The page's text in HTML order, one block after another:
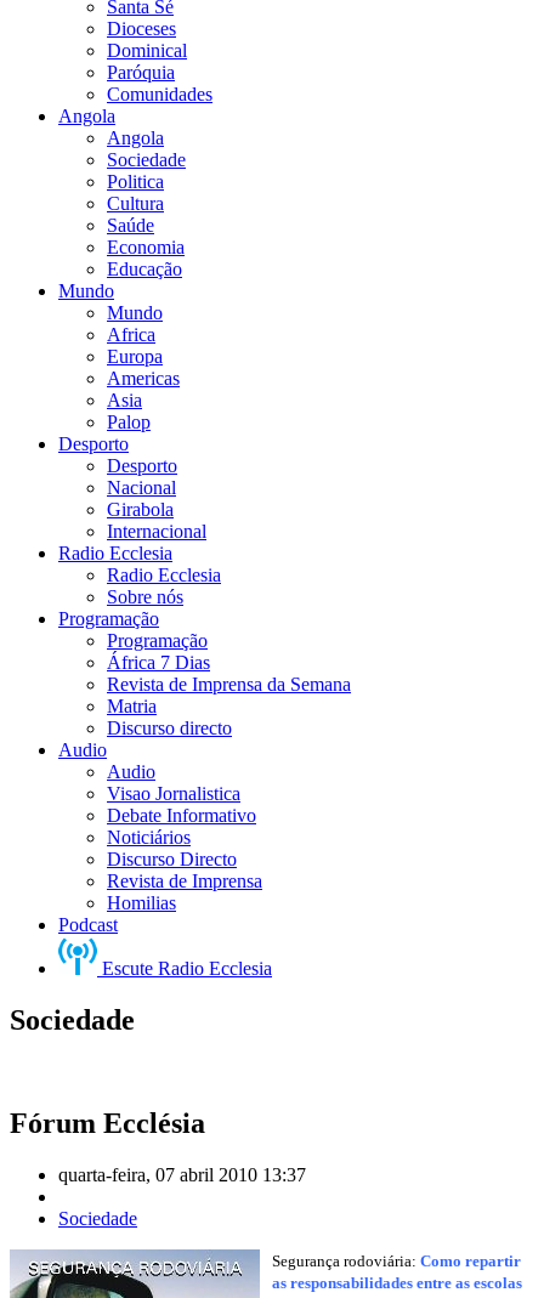
Santa Sé
Dioceses
Dominical
Paróquia
Comunidades
Angola
Angola
Sociedade
Politica
Cultura
Saúde
Economia
Educação
Mundo
Mundo
Africa
Europa
Americas
Asia
Palop
Desporto
Desporto
Nacional
Girabola
Internacional
Radio Ecclesia
Radio Ecclesia
Sobre nós
Programação
Programação
África 7 Dias
Revista de Imprensa da Semana
Matria
Discurso directo
Audio
Audio
Visao Jornalistica
Debate Informativo
Noticiários
Discurso Directo
Revista de Imprensa
Homilias
Podcast
Escute Radio Ecclesia
Sociedade
Fórum Ecclésia
quarta-feira, 07 abril 2010 13:37
Sociedade
Segurança rodoviária: Como repartir
as responsabilidades entre as escolas